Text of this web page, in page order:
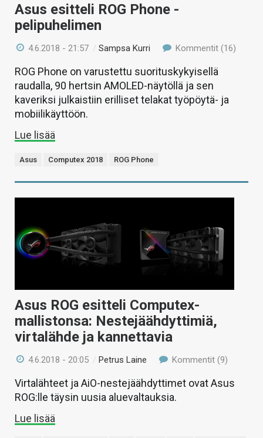
Asus esitteli ROG Phone -
pelipuhelimen
4.6.2018 - 21:57 /Sampsa Kurri Kommentit (16)
ROG Phone on varustettu suorituskykyisellä
raudalla, 90 hertsin AMOLED-näytöllä ja sen
kaveriksi julkaistiin erilliset telakat työpöytä- ja
mobiilikäyttöön.
Lue lisää
Asus Computex 2018 ROG Phone
Asus ROG esitteli Computex-
mallistonsa: Nestejäähdyttimiä,
virtalähde ja kannettavia
4.6.2018 - 20:05 / Petrus Laine Kommentit (9)
Virtalähteet ja AiO-nestejäähdyttimet ovat Asus
ROG:lle täysin uusia aluevaltauksia.
Lue lisää